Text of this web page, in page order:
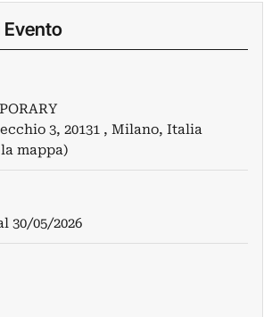
3, 20131 , Milano, Italia
mappa)
30/05/2026